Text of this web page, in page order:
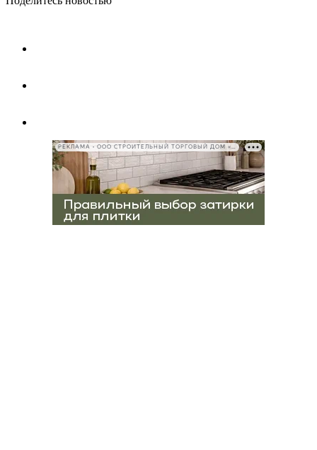
РЕКЛАМА • ООО СТРОИТЕЛЬНЫЙ ТОРГОВЫЙ ДОМ «ПЕТРОВИЧ», ИНН 7802348846